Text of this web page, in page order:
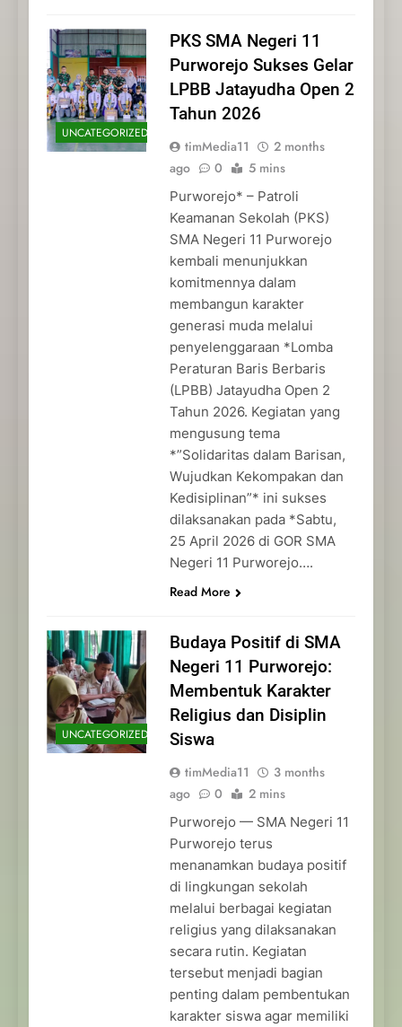
UNCATEGORIZED
PKS SMA Negeri 11
Purworejo Sukses Gelar
LPBB Jatayudha Open 2
Tahun 2026
timMedia11
2 months
ago
0 5 mins
Purworejo* – Patroli
Keamanan Sekolah (PKS)
SMA Negeri 11 Purworejo
kembali menunjukkan
komitmennya dalam
membangun karakter
generasi muda melalui
penyelenggaraan *Lomba
Peraturan Baris Berbaris
(LPBB) Jatayudha Open 2
Tahun 2026. Kegiatan yang
mengusung tema
*”Solidaritas dalam Barisan,
Wujudkan Kekompakan dan
Kedisiplinan”* ini sukses
dilaksanakan pada *Sabtu,
25 April 2026 di GOR SMA
Negeri 11 Purworejo….
Read More
UNCATEGORIZED
Budaya Positif di SMA
Negeri 11 Purworejo:
Membentuk Karakter
Religius dan Disiplin
Siswa
timMedia11
3 months
ago
0 2 mins
Purworejo — SMA Negeri 11
Purworejo terus
menanamkan budaya positif
di lingkungan sekolah
melalui berbagai kegiatan
religius yang dilaksanakan
secara rutin. Kegiatan
tersebut menjadi bagian
penting dalam pembentukan
karakter siswa agar memiliki